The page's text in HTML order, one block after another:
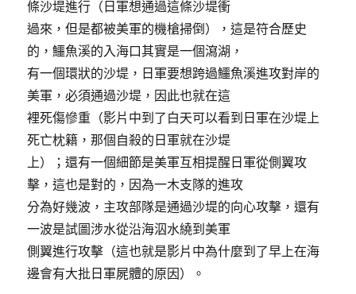
條沙堤進行（日軍想通過這條沙堤衝
過來，但是都被美軍的機槍掃倒），這是符合歷史
的，鱷魚溪的入海口其實是一個瀉湖，
有一個環狀的沙堤，日軍要想跨過鱷魚溪進攻對岸的
美軍，必須通過沙堤，因此也就在這
裡死傷慘重（影片中到了白天可以看到日軍在沙堤上
死亡枕籍，那個自殺的日軍就在沙堤
上）；還有一個細節是美軍互相提醒日軍從側翼攻
擊，這也是對的，因為一木支隊的進攻
分為好幾波，主攻部隊是通過沙堤的向心攻擊，還有
一波是試圖涉水從沿海泅水繞到美軍
側翼進行攻擊（這也就是影片中為什麼到了早上在海
邊會有大批日軍屍體的原因）。